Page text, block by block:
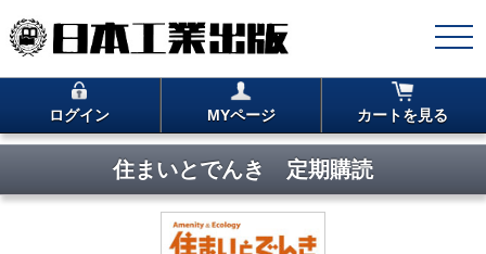
ログイン MYページ カートを見る
住まいとでんき 定期購読